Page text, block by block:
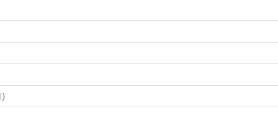
)